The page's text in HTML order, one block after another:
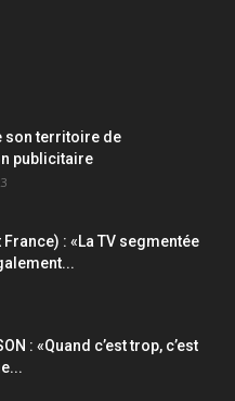
son territoire de
publicitaire
France) : «La TV segmentée
: «Quand c’est trop, c’est